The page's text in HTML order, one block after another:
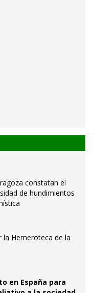
constatan el
de hundimientos
la Hemeroteca de la
en España para